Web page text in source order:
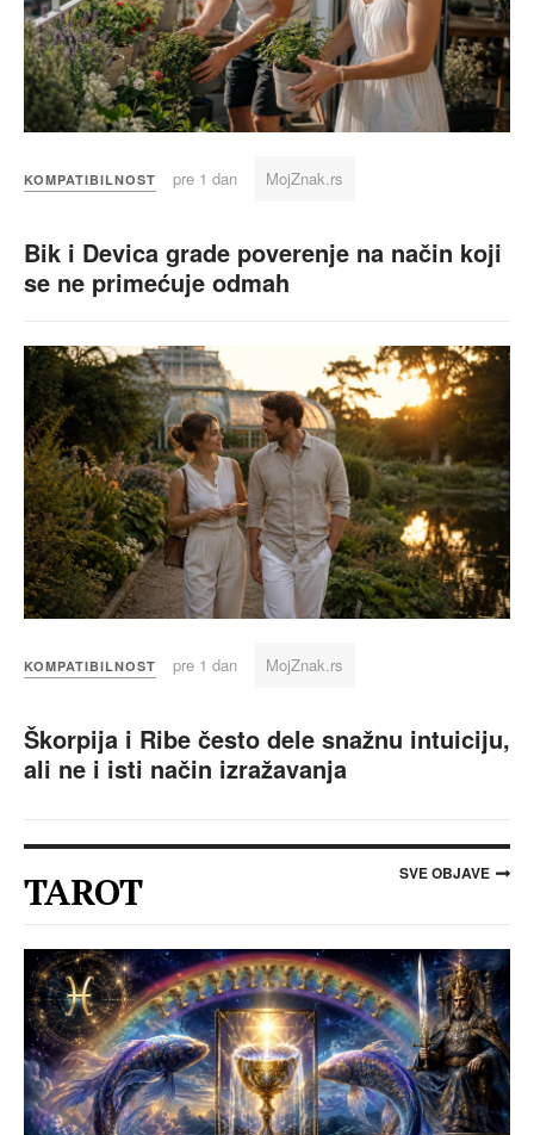
KOMPATIBILNOST pre 1 dan MojZnak.rs
Bik i Devica grade poverenje na način koji
se ne primećuje odmah
KOMPATIBILNOST pre 1 dan MojZnak.rs
Škorpija i Ribe često dele snažnu intuiciju,
ali ne i isti način izražavanja
TAROT SVE OBJAVE